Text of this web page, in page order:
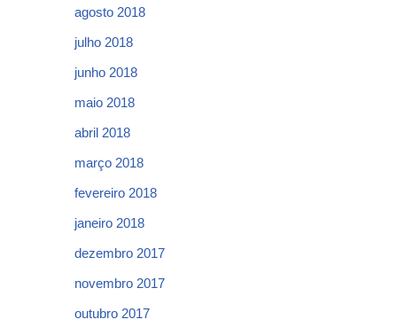
agosto 2018
julho 2018
junho 2018
maio 2018
abril 2018
março 2018
fevereiro 2018
janeiro 2018
dezembro 2017
novembro 2017
outubro 2017